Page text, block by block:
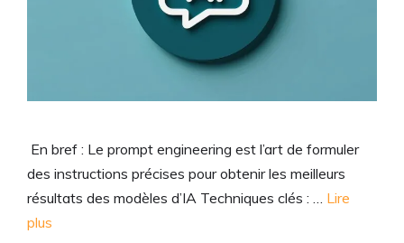
En bref : Le prompt engineering est l’art de formuler
des instructions précises pour obtenir les meilleurs
résultats des modèles d’IA Techniques clés : … Lire
plus